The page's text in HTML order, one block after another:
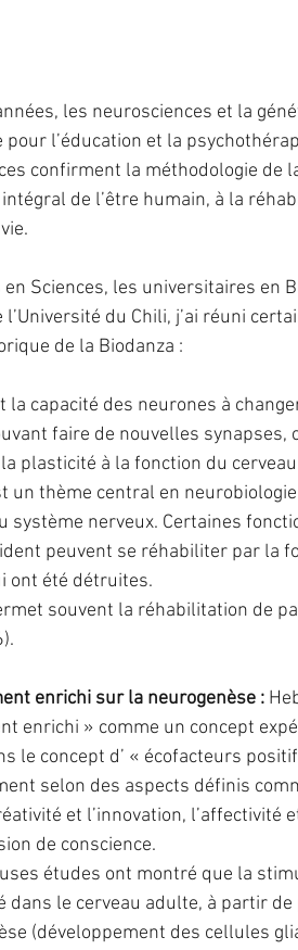
les neurosciences et la
l’éducation et la
confirment la méthodologie de
de l’être humain, à la
Sciences, les universitaires en
du Chili, j’ai réuni
de la Biodanza :
la capacité des neurones à
faire de nouvelles synapses,
plasticité à la fonction du
un thème central en
système nerveux. Certaines
peuvent se réhabiliter par la
ont été détruites.
souvent la réhabilitation de
enrichi sur la neurogenèse :
enrichi » comme un concept
le concept d’ « écofacteurs
selon des aspects définis
et l’innovation, l’affectivité
de conscience.
études ont montré que la
dans le cerveau adulte, à partir
(développement des cellules